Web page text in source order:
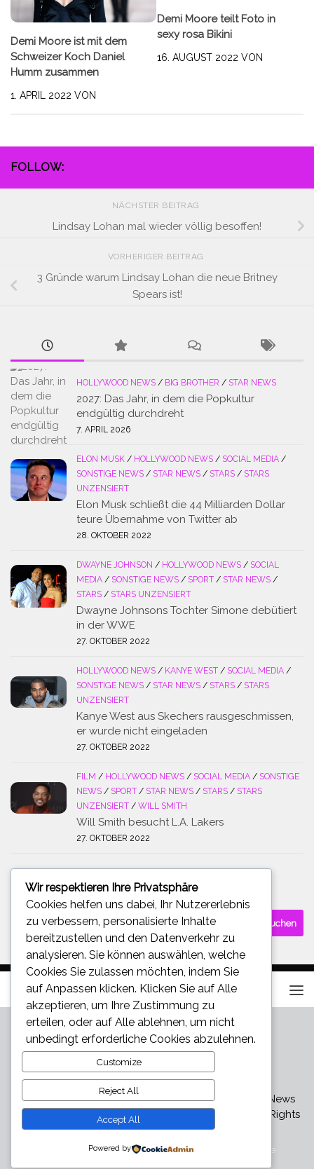
Demi Moore ist mit dem
Schweizer Koch Daniel
Humm zusammen
1. APRIL 2022 VON
Demi Moore teilt Foto in
sexy rosa Bikini
16. AUGUST 2022 VON
FOLLOW:
NÄCHSTER BEITRAG
Lindsay Lohan mal wieder völlig besoffen!
VORHERIGER BEITRAG
3 Gründe warum Lindsay Lohan die neue Britney
Spears ist!
HOLLYWOOD NEWS / BIG BROTHER / STAR NEWS
2027: Das Jahr, in dem die Popkultur
endgültig durchdreht
7. APRIL 2026
ELON MUSK / HOLLYWOOD NEWS / SOCIAL MEDIA /
SONSTIGE NEWS / STAR NEWS / STARS / STARS
UNZENSIERT
Elon Musk schließt die 44 Milliarden Dollar
teure Übernahme von Twitter ab
28. OKTOBER 2022
DWAYNE JOHNSON / HOLLYWOOD NEWS / SOCIAL
MEDIA / SONSTIGE NEWS / SPORT / STAR NEWS /
STARS / STARS UNZENSIERT
Dwayne Johnsons Tochter Simone debütiert
in der WWE
27. OKTOBER 2022
HOLLYWOOD NEWS / KANYE WEST / SOCIAL MEDIA /
SONSTIGE NEWS / STAR NEWS / STARS / STARS
UNZENSIERT
Kanye West aus Skechers rausgeschmissen,
er wurde nicht eingeladen
27. OKTOBER 2022
FILM / HOLLYWOOD NEWS / SOCIAL MEDIA / SONSTIGE
NEWS / SPORT / STAR NEWS / STARS / STARS
UNZENSIERT / WILL SMITH
Will Smith besucht L.A. Lakers
27. OKTOBER 2022
SUCHE
Suchen
nach:
Star und Promi News - Aktuelle Bilder, Videos und News
über den neuesten Klatsch und Tratsch © 2026. All Rights
Reserved.
Präsentiert von - Entworfen mit dem Hueman-Theme
Wir respektieren Ihre Privatsphäre
Cookies helfen uns dabei, Ihr Nutzererlebnis
zu verbessern, personalisierte Inhalte
bereitzustellen und den Datenverkehr zu
analysieren. Sie können auswählen, welche
Cookies Sie zulassen möchten, indem Sie
auf Anpassen klicken. Klicken Sie auf Alle
akzeptieren , um Ihre Zustimmung zu
erteilen, oder auf Alle ablehnen , um nicht
unbedingt erforderliche Cookies abzulehnen.
Customize
Reject All
Accept All
Powered by